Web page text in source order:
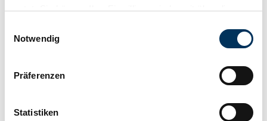
nutzt. Sie können Ihre Einwilligung jederzeit über die
Trigger Symbol ändern oder widerrufen
Informationen über Ihre geografische Lage
können
Notwendig
Präferenzen
Statistiken
Salva